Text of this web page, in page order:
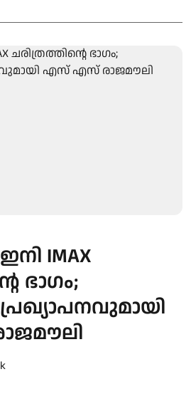
IMAX
ഭാഗം;